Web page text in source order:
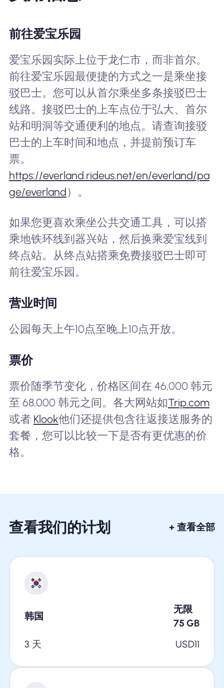
前往爱宝乐园
爱宝乐园实际上位于龙仁市，而非首尔。
前往爱宝乐园最便捷的方式之一是乘坐接
驳巴士。您可以从首尔乘坐多条接驳巴士
线路。接驳巴士的上车点位于弘大、首尔
站和明洞等交通便利的地点。请查询接驳
巴士的上车时间和地点，并提前预订车
票。
https://everland.rideus.net/en/everland/pa
ge/everland）。
如果您更喜欢乘坐公共交通工具，可以搭
乘地铁环线到器兴站，然后换乘爱宝线到
终点站。从终点站搭乘免费接驳巴士即可
前往爱宝乐园。
营业时间
公园每天上午10点至晚上10点开放。
票价
票价随季节变化，价格区间在 46,000 韩元
至 68,000 韩元之间。各大网站如Trip.com
或者 Klook他们还提供包含往返接送服务的
套餐，您可以比较一下是否有更优惠的价
格。
查看我们的计划 + 查看全部
韩国
无限
75 GB
3 天
USD11